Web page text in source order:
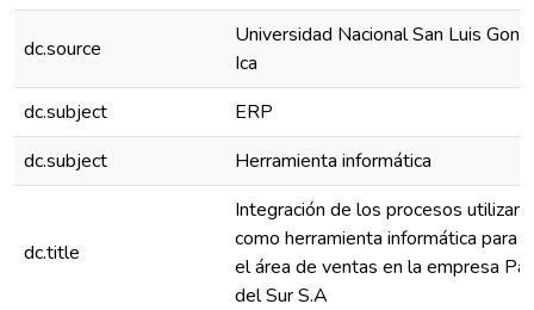
dc.source
Universidad Nacional San Luis
Ica
dc.subject
ERP
dc.subject
Herramienta informática
dc.title
Integración de los procesos
como herramienta informática para
el área de ventas en la empresa
del Sur S.A